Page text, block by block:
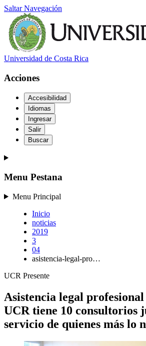
Saltar Navegación
Universidad de Costa Rica
Acciones
Accesibilidad
Idiomas
Ingresar
Salir
Buscar
Menu Pestana
Menu Principal
Inicio
noticias
2019
3
04
asistencia-legal-pro…
UCR Presente
Asistencia legal
UCR tiene 10 consultorios
servicio de quienes más lo